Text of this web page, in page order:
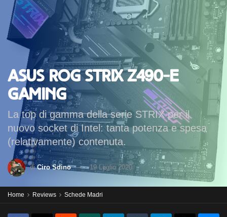
ASUS ROG STRIX Z490-E
GAMING
La top di gamma della serie STRIX per il
nuovo socket di Intel: tanta potenza e spesa
(relativamente) contenuta.
di Ciro Sdino 19 Luglio 2020
Home Reviews Schede Madri